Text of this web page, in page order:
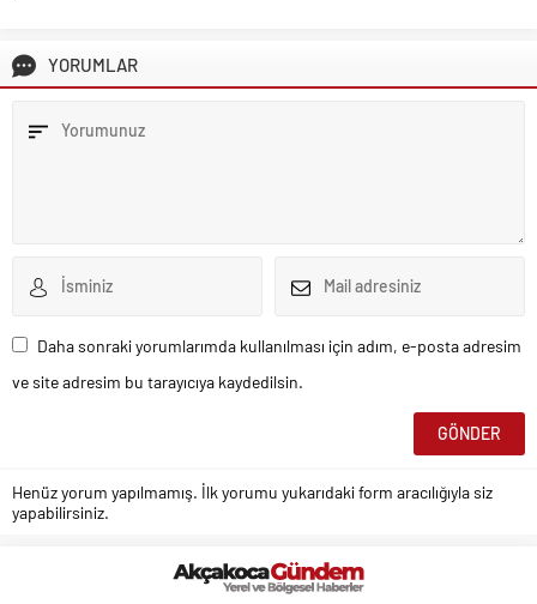
YORUMLAR
Daha sonraki yorumlarımda kullanılması için adım, e-posta adresim
ve site adresim bu tarayıcıya kaydedilsin.
Henüz yorum yapılmamış. İlk yorumu yukarıdaki form aracılığıyla siz
yapabilirsiniz.